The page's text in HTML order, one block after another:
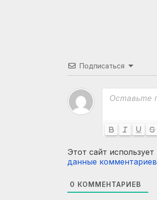
Подписаться
Этот сайт
данные комментариев
0 КОММЕНТАРИЕВ